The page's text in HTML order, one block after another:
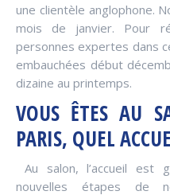
une clientèle anglophone.
mois de janvier. Pour
personnes expertes dans
embauchées début
dizaine au printemps.
VOUS ÊTES AU
PARIS, QUEL
Au salon, l’accueil est
nouvelles étapes de